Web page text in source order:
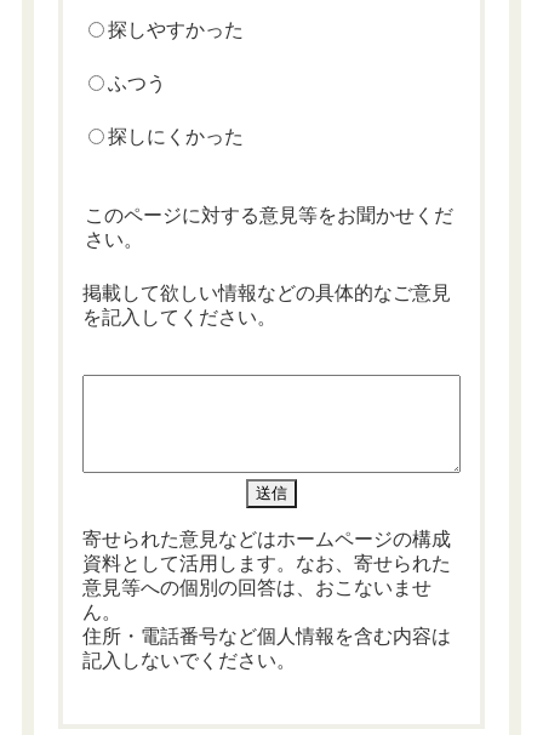
探しやすかった
ふつう
探しにくかった
このページに対する意見等をお聞かせくだ
さい。
掲載して欲しい情報などの具体的なご意見
を記入してください。
寄せられた意見などはホームページの構成
資料として活用します。なお、寄せられた
意見等への個別の回答は、おこないませ
ん。
住所・電話番号など個人情報を含む内容は
記入しないでください。